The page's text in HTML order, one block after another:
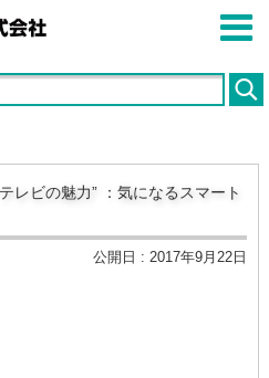
レビの魅力” ：気になるスマート
公開日 :2017年9月22日